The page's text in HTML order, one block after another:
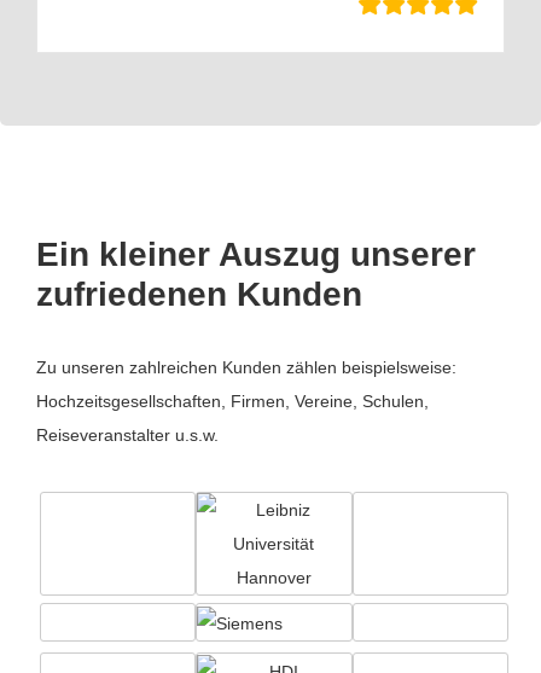
Ein kleiner Auszug unserer
zufriedenen Kunden
Zu unseren zahlreichen Kunden zählen beispielsweise:
Hochzeitsgesellschaften, Firmen, Vereine, Schulen,
Reiseveranstalter u.s.w.